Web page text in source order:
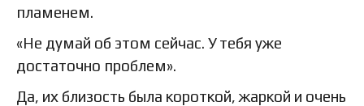
пламенем.
«Не думай об этом сейчас. У тебя уже
достаточно проблем».
Да, их близость была короткой, жаркой и очень